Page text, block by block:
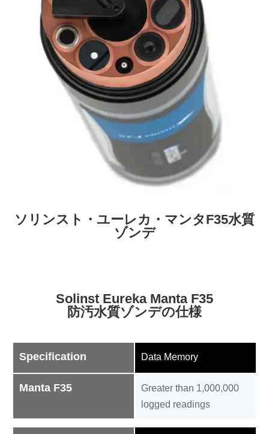
ソリンスト・ユーレカ・マンタF35水質
ゾンデ
Solinst Eureka Manta F35
防汚水質ゾンデの仕様
Specification
Manta F35
Data Memory
Greater than 1,000,000
logged readings